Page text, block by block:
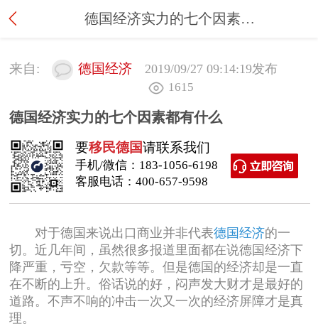
德国经济实力的七个因素都有什么
来自: 德国经济 2019/09/27 09:14:19发布
1615
德国经济实力的七个因素都有什么
要移民德国请联系我们
手机/微信： 183-1056-6198
客服电话： 400-657-9598
对于德国来说出口商业并非代表德国经济的一
切。近几年间，虽然很多报道里面都在说德国经济下
降严重，亏空，欠款等等。但是德国的经济却是一直
在不断的上升。俗话说的好，闷声发大财才是最好的
道路。不声不响的冲击一次又一次的经济屏障才是真
理。